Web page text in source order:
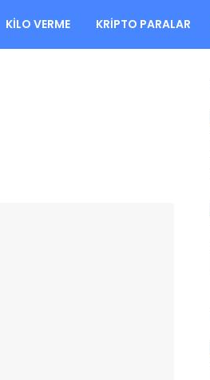
KILO VERME KRIPTO PARALAR